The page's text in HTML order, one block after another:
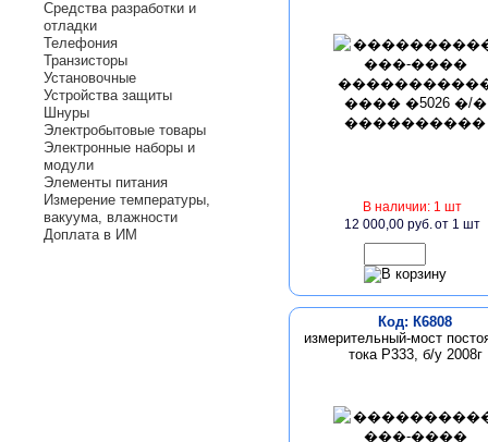
Средства разработки и
отладки
Телефония
Транзисторы
Установочные
Устройства защиты
Шнуры
Электробытовые товары
Электронные наборы и
модули
Элементы питания
Измерение температуры,
вакуума, влажности
Доплата в ИМ
В наличии: 1 шт
12 000,00 руб.от 1 шт
Код: К6808
измерительный-мост
тока Р333, б/у 2008г